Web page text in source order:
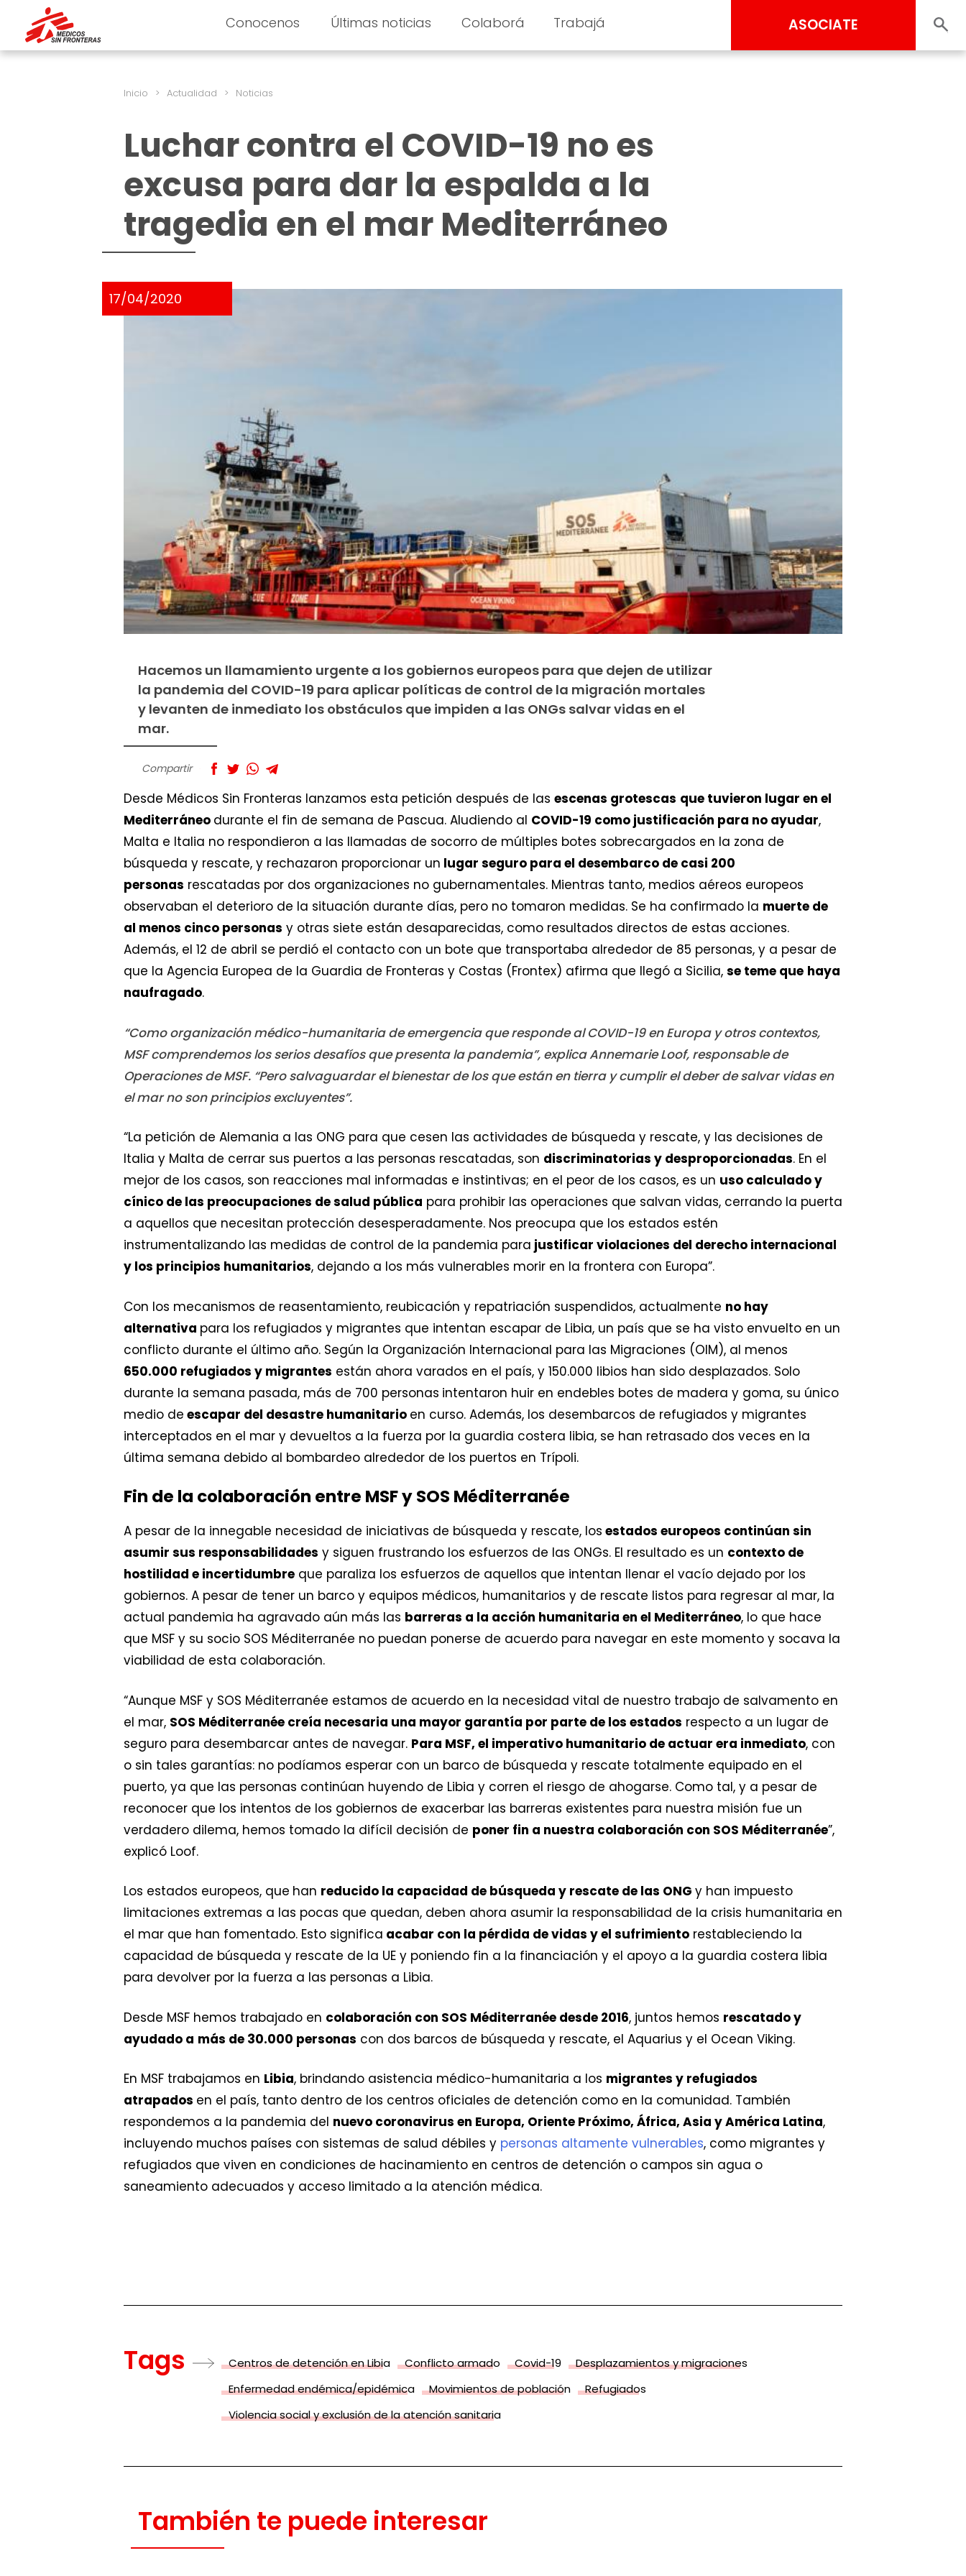
Conocenos Últimas noticias Colaborá Trabajá ASOCIATE
Inicio > Actualidad > Noticias
Luchar contra el COVID-19 no es
excusa para dar la espalda a la
tragedia en el mar Mediterráneo
17/04/2020
Hacemos un llamamiento urgente a los gobiernos europeos para que dejen de utilizar
la pandemia del COVID-19 para aplicar políticas de control de la migración mortales
y levanten de inmediato los obstáculos que impiden a las ONGs salvar vidas en el
mar.
Compartir
Desde Médicos Sin Fronteras lanzamos esta petición después de las escenas grotescas que tuvieron lugar en el
Mediterráneo durante el fin de semana de Pascua. Aludiendo al COVID-19 como justificación para no ayudar,
Malta e Italia no respondieron a las llamadas de socorro de múltiples botes sobrecargados en la zona de
búsqueda y rescate, y rechazaron proporcionar un lugar seguro para el desembarco de casi 200
personas rescatadas por dos organizaciones no gubernamentales. Mientras tanto, medios aéreos europeos
observaban el deterioro de la situación durante días, pero no tomaron medidas. Se ha confirmado la muerte de
al menos cinco personas y otras siete están desaparecidas, como resultados directos de estas acciones.
Además, el 12 de abril se perdió el contacto con un bote que transportaba alrededor de 85 personas, y a pesar de
que la Agencia Europea de la Guardia de Fronteras y Costas (Frontex) afirma que llegó a Sicilia, se teme que haya
naufragado.
“Como organización médico-humanitaria de emergencia que responde al COVID-19 en Europa y otros contextos,
MSF comprendemos los serios desafíos que presenta la pandemia”, explica Annemarie Loof, responsable de
Operaciones de MSF. “Pero salvaguardar el bienestar de los que están en tierra y cumplir el deber de salvar vidas en
el mar no son principios excluyentes”.
“La petición de Alemania a las ONG para que cesen las actividades de búsqueda y rescate, y las decisiones de
Italia y Malta de cerrar sus puertos a las personas rescatadas, son discriminatorias y desproporcionadas. En el
mejor de los casos, son reacciones mal informadas e instintivas; en el peor de los casos, es un uso calculado y
cínico de las preocupaciones de salud pública para prohibir las operaciones que salvan vidas, cerrando la puerta
a aquellos que necesitan protección desesperadamente. Nos preocupa que los estados estén
instrumentalizando las medidas de control de la pandemia para justificar violaciones del derecho internacional
y los principios humanitarios, dejando a los más vulnerables morir en la frontera con Europa”.
Con los mecanismos de reasentamiento, reubicación y repatriación suspendidos, actualmente no hay
alternativa para los refugiados y migrantes que intentan escapar de Libia, un país que se ha visto envuelto en un
conflicto durante el último año. Según la Organización Internacional para las Migraciones (OIM), al menos
650.000 refugiados y migrantes están ahora varados en el país, y 150.000 libios han sido desplazados. Solo
durante la semana pasada, más de 700 personas intentaron huir en endebles botes de madera y goma, su único
medio de escapar del desastre humanitario en curso. Además, los desembarcos de refugiados y migrantes
interceptados en el mar y devueltos a la fuerza por la guardia costera libia, se han retrasado dos veces en la
última semana debido al bombardeo alrededor de los puertos en Trípoli.
Fin de la colaboración entre MSF y SOS Méditerranée
A pesar de la innegable necesidad de iniciativas de búsqueda y rescate, los estados europeos continúan sin
asumir sus responsabilidades y siguen frustrando los esfuerzos de las ONGs. El resultado es un contexto de
hostilidad e incertidumbre que paraliza los esfuerzos de aquellos que intentan llenar el vacío dejado por los
gobiernos. A pesar de tener un barco y equipos médicos, humanitarios y de rescate listos para regresar al mar, la
actual pandemia ha agravado aún más las barreras a la acción humanitaria en el Mediterráneo, lo que hace
que MSF y su socio SOS Méditerranée no puedan ponerse de acuerdo para navegar en este momento y socava la
viabilidad de esta colaboración.
“Aunque MSF y SOS Méditerranée estamos de acuerdo en la necesidad vital de nuestro trabajo de salvamento en
el mar, SOS Méditerranée creía necesaria una mayor garantía por parte de los estados respecto a un lugar de
seguro para desembarcar antes de navegar. Para MSF, el imperativo humanitario de actuar era inmediato, con
o sin tales garantías: no podíamos esperar con un barco de búsqueda y rescate totalmente equipado en el
puerto, ya que las personas continúan huyendo de Libia y corren el riesgo de ahogarse. Como tal, y a pesar de
reconocer que los intentos de los gobiernos de exacerbar las barreras existentes para nuestra misión fue un
verdadero dilema, hemos tomado la difícil decisión de poner fin a nuestra colaboración con SOS Méditerranée”,
explicó Loof.
Los estados europeos, que han reducido la capacidad de búsqueda y rescate de las ONG y han impuesto
limitaciones extremas a las pocas que quedan, deben ahora asumir la responsabilidad de la crisis humanitaria en
el mar que han fomentado. Esto significa acabar con la pérdida de vidas y el sufrimiento restableciendo la
capacidad de búsqueda y rescate de la UE y poniendo fin a la financiación y el apoyo a la guardia costera libia
para devolver por la fuerza a las personas a Libia.
Desde MSF hemos trabajado en colaboración con SOS Méditerranée desde 2016, juntos hemos rescatado y
ayudado a más de 30.000 personas con dos barcos de búsqueda y rescate, el Aquarius y el Ocean Viking.
En MSF trabajamos en Libia, brindando asistencia médico-humanitaria a los migrantes y refugiados
atrapados en el país, tanto dentro de los centros oficiales de detención como en la comunidad. También
respondemos a la pandemia del nuevo coronavirus en Europa, Oriente Próximo, África, Asia y América Latina,
incluyendo muchos países con sistemas de salud débiles y personas altamente vulnerables, como migrantes y
refugiados que viven en condiciones de hacinamiento en centros de detención o campos sin agua o
saneamiento adecuados y acceso limitado a la atención médica.
Tags Centros de detención en Libia Conflicto armado Covid-19
Desplazamientos y migraciones
Enfermedad endémica/epidémica
Movimientos de población
Refugiados
Violencia social y exclusión de la atención sanitaria
También te puede interesar